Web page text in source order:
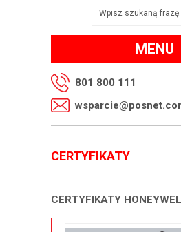
MENU
801 800 111
CERTYFIKATY
CERTYFIKATY